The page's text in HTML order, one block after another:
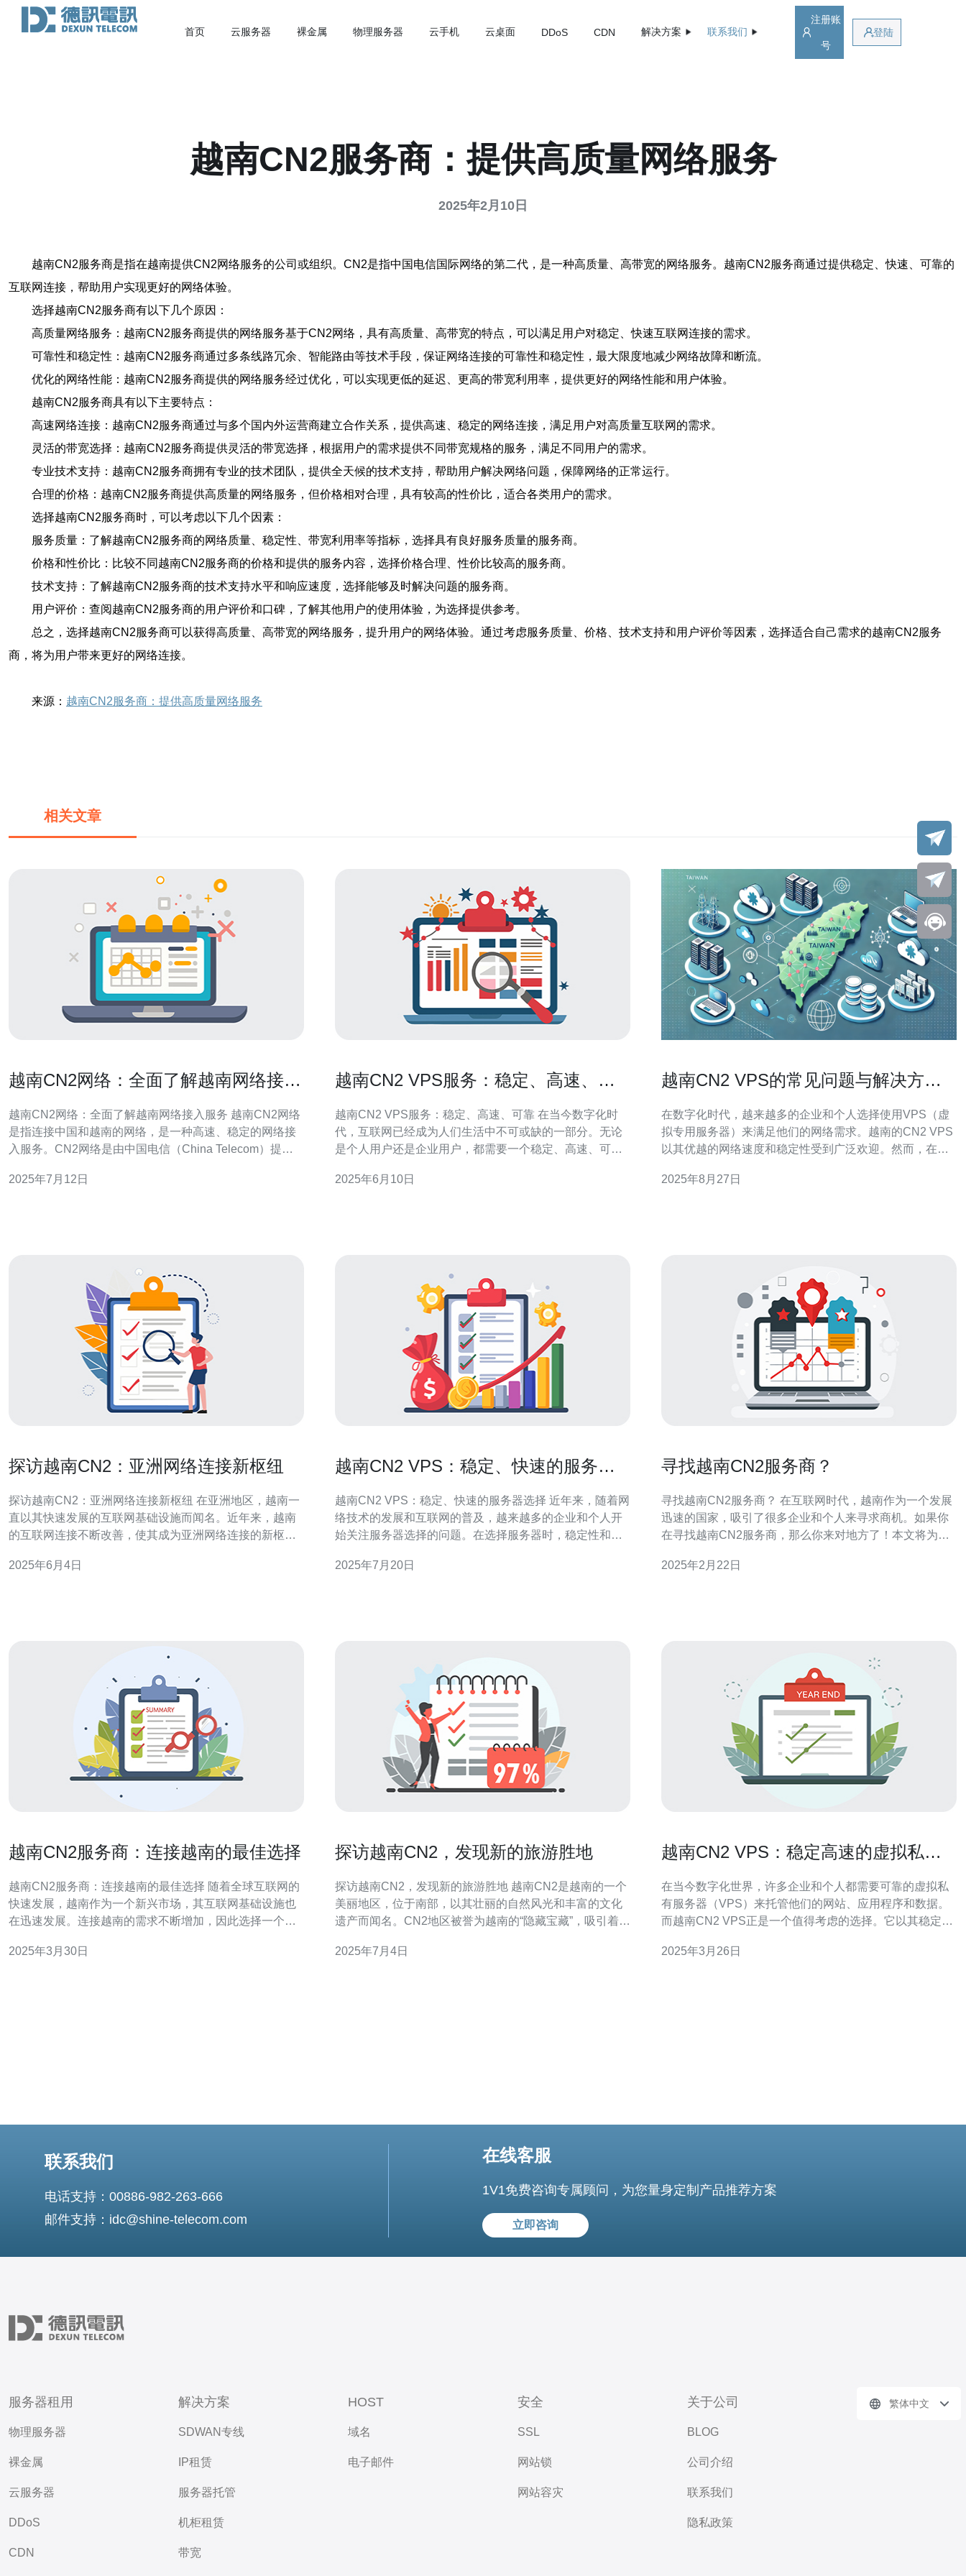
首页 云服务器 裸金属 物理服务器 云手机 云桌面 DDoS CDN 解决方案 联系我们
注册账
号
登陆
越南CN2服务商：提供高质量网络服务
2025年2月10日
越南CN2服务商是指在越南提供CN2网络服务的公司或组织。CN2是指中国电信国际网络的第二代，是一种高质量、高带宽的网络服务。越南CN2服务商通过提供稳定、快速、可靠的
互联网连接，帮助用户实现更好的网络体验。
选择越南CN2服务商有以下几个原因：
高质量网络服务：越南CN2服务商提供的网络服务基于CN2网络，具有高质量、高带宽的特点，可以满足用户对稳定、快速互联网连接的需求。
可靠性和稳定性：越南CN2服务商通过多条线路冗余、智能路由等技术手段，保证网络连接的可靠性和稳定性，最大限度地减少网络故障和断流。
优化的网络性能：越南CN2服务商提供的网络服务经过优化，可以实现更低的延迟、更高的带宽利用率，提供更好的网络性能和用户体验。
越南CN2服务商具有以下主要特点：
高速网络连接：越南CN2服务商通过与多个国内外运营商建立合作关系，提供高速、稳定的网络连接，满足用户对高质量互联网的需求。
灵活的带宽选择：越南CN2服务商提供灵活的带宽选择，根据用户的需求提供不同带宽规格的服务，满足不同用户的需求。
专业技术支持：越南CN2服务商拥有专业的技术团队，提供全天候的技术支持，帮助用户解决网络问题，保障网络的正常运行。
合理的价格：越南CN2服务商提供高质量的网络服务，但价格相对合理，具有较高的性价比，适合各类用户的需求。
选择越南CN2服务商时，可以考虑以下几个因素：
服务质量：了解越南CN2服务商的网络质量、稳定性、带宽利用率等指标，选择具有良好服务质量的服务商。
价格和性价比：比较不同越南CN2服务商的价格和提供的服务内容，选择价格合理、性价比较高的服务商。
技术支持：了解越南CN2服务商的技术支持水平和响应速度，选择能够及时解决问题的服务商。
用户评价：查阅越南CN2服务商的用户评价和口碑，了解其他用户的使用体验，为选择提供参考。
总之，选择越南CN2服务商可以获得高质量、高带宽的网络服务，提升用户的网络体验。通过考虑服务质量、价格、技术支持和用户评价等因素，选择适合自己需求的越南CN2服务
商，将为用户带来更好的网络连接。
来源： 越南CN2服务商：提供高质量网络服务
相关文章
越南CN2网络：全面了解越南网络接入
越南CN2网络：全面了解越南网络接入服务 越南CN2网络
是指连接中国和越南的网络，是一种高速、稳定的网络接
入服务。CN2网络是由中国电信（China Telecom）提供
到更快速、更可靠的网络连接。 越南CN2网络具有以下几
2025年7月12日
越南CN2 VPS服务：稳定、高速、可
越南CN2 VPS服务：稳定、高速、可靠 在当今数字化时
代，互联网已经成为人们生活中不可或缺的一部分。无论
是个人用户还是企业用户，都需要一个稳定、高速、可靠
和数据。越南CN2 VPS服务正是满足这些需求的最佳选
2025年6月10日
越南CN2 VPS的常见问题与解决方案
在数字化时代，越来越多的企业和个人选择使用VPS（虚
拟专用服务器）来满足他们的网络需求。越南的CN2 VPS
以其优越的网络速度和稳定性受到广泛欢迎。然而，在使
南CN2 VPS的常见问题与解决方案，帮助您更好地利用这
2025年8月27日
探访越南CN2：亚洲网络连接新枢纽
探访越南CN2：亚洲网络连接新枢纽 在亚洲地区，越南一
直以其快速发展的互联网基础设施而闻名。近年来，越南
的互联网连接不断改善，使其成为亚洲网络连接的新枢纽
其在亚洲网络中的地位和作用。 中国电信CN2是中国电信
2025年6月4日
越南CN2 VPS：稳定、快速的服务器
越南CN2 VPS：稳定、快速的服务器选择 近年来，随着网
络技术的发展和互联网的普及，越来越多的企业和个人开
始关注服务器选择的问题。在选择服务器时，稳定性和速
新兴的服务器选择，以其稳定、快速的特点备受青睐。 越
2025年7月20日
寻找越南CN2服务商？
寻找越南CN2服务商？ 在互联网时代，越南作为一个发展
迅速的国家，吸引了很多企业和个人来寻求商机。如果你
在寻找越南CN2服务商，那么你来对地方了！本文将为你
是指基于中国国际出口网络的服务，它提供了稳定、高速
2025年2月22日
越南CN2服务商：连接越南的最佳选择
越南CN2服务商：连接越南的最佳选择 随着全球互联网的
快速发展，越南作为一个新兴市场，其互联网基础设施也
在迅速发展。连接越南的需求不断增加，因此选择一个可
Carrying Network”，是中国电信旗下的高性能网络，具有
2025年3月30日
探访越南CN2，发现新的旅游胜地
探访越南CN2，发现新的旅游胜地 越南CN2是越南的一个
美丽地区，位于南部，以其壮丽的自然风光和丰富的文化
遗产而闻名。CN2地区被誉为越南的“隐藏宝藏”，吸引着越
2025年7月4日
越南CN2 VPS：稳定高速的虚拟私有
在当今数字化世界，许多企业和个人都需要可靠的虚拟私
有服务器（VPS）来托管他们的网站、应用程序和数据。
而越南CN2 VPS正是一个值得考虑的选择。它以其稳定性
VPS是基于中国电信（China Telecom）和越南电信
2025年3月26日
联系我们
电话支持：00886-982-263-666
邮件支持：idc@shine-telecom.com
在线客服
1V1免费咨询专属顾问，为您量身定制产品推荐方案
立即咨询
服务器租用
物理服务器
裸金属
云服务器
DDoS
CDN
解决方案
SDWAN专线
IP租赁
服务器托管
机柜租赁
带宽
HOST
域名
电子邮件
安全
SSL
网站锁
网站容灾
关于公司
BLOG
公司介绍
联系我们
隐私政策
繁体中文